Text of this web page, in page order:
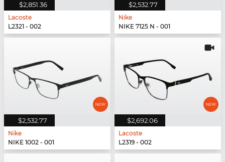
$2,851.36
Lacoste
L2321 - 002
$2,532.77
Nike
NIKE 7125 N - 001
$2,532.77
Nike
NIKE 1002 - 001
$2,692.06
Lacoste
L2319 - 002